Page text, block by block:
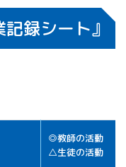
記録シート』
◎教師の活動
△生徒の活動